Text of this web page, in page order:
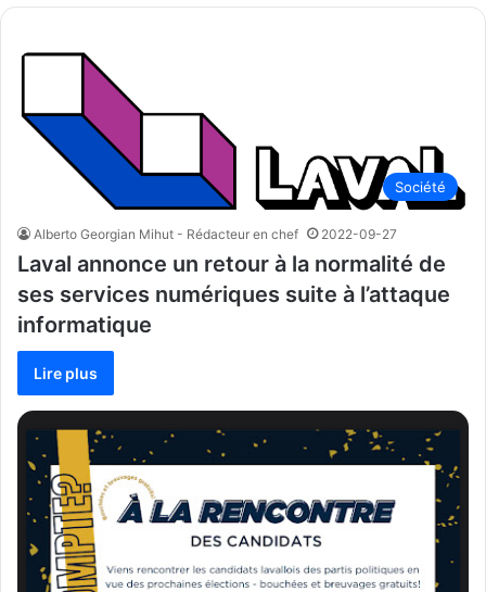
Société
Alberto Georgian Mihut - Rédacteur en chef 2022-09-27
Laval annonce un retour à la normalité de
ses services numériques suite à l’attaque
informatique
Lire plus